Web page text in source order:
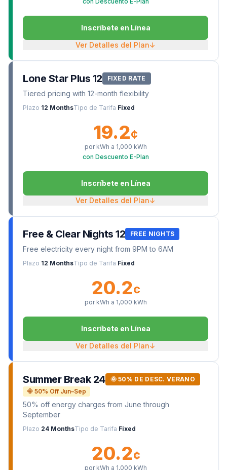
Inscríbete en Línea
Ver Detalles del Plan↓
Lone Star Plus 12 FIXED RATE
Tiered pricing with 12-month flexibility
Plazo 12 MonthsTipo de Tarifa Fixed
19.2¢
por kWh a 1,000 kWh
con Descuento E-Plan
Inscríbete en Línea
Ver Detalles del Plan↓
Free & Clear Nights 12 FREE NIGHTS
Free electricity every night from 9PM to 6AM
Plazo 12 MonthsTipo de Tarifa Fixed
20.2¢
por kWh a 1,000 kWh
Inscríbete en Línea
Ver Detalles del Plan↓
Summer Break 24
🌞 50% DE DESC. VERANO
🌞 50% Off Jun–Sep
50% off energy charges from June through
September
Plazo 24 MonthsTipo de Tarifa Fixed
20.2¢
por kWh a 1,000 kWh